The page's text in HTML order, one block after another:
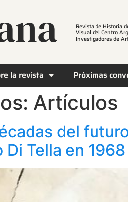
Revista de Historia
Visual del Centro
Investigadores de
la revista Próximas
Artículos
del
Tella en 1968